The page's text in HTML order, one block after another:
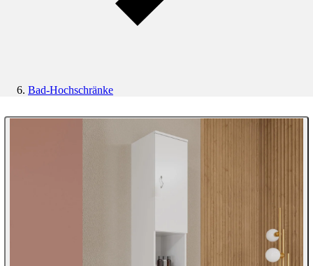
Bad-Hochschränke